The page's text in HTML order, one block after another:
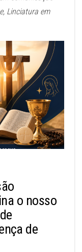
Linciatura em
o nosso
de